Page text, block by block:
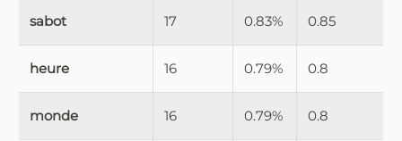
sabot 17 0.83% 0.85
heure 16 0.79% 0.8
monde 16 0.79% 0.8